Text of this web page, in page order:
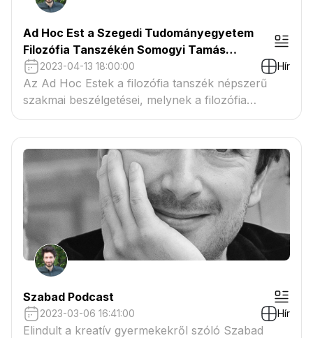
Ad Hoc Est a Szegedi Tudományegyetem
Filozófia Tanszékén Somogyi Tamás
részvételével
2023-04-13 18:00:00 Hír
Az Ad Hoc Estek a filozófia tanszék népszerű
szakmai beszélgetései, melynek a filozófia
interdiszciplináris és gyakorlati megközelítése
szempontjából vizsgálnak filozófiai szövegeket,
megközelítéseket.
Szabad Podcast
2023-03-06 16:41:00 Hír
Elindult a kreatív gyermekekről szóló Szabad